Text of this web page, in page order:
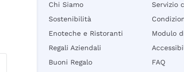
Chi Siamo
Sostenibilità
Enoteche e Ristoranti
Regali Aziendali
Buoni Regalo
Servizio
Modulo
FAQ